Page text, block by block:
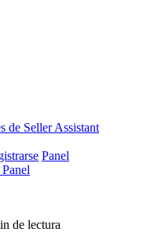
de Seller Assistant
Panel
Panel
de lectura